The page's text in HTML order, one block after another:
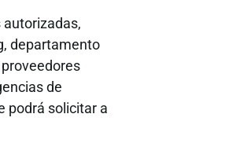
autorizadas,
departamento
de
podrá solicitar a